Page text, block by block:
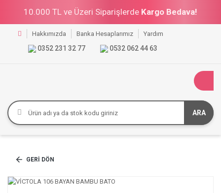
10.000 TL ve Üzeri Siparişlerde Kargo Bedava!
Hakkımızda Banka Hesaplarımız Yardım
0352 231 32 77 0532 062 44 63
ARA
GERI DÖN